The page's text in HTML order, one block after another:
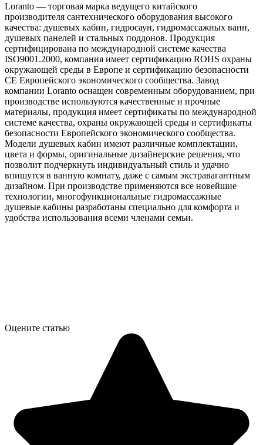
Loranto — торговая марка ведущего китайского
производителя сантехнического оборудования высокого
качества: душевых кабин, гидросаун, гидромассажных ванн,
душевых панелей и стальных поддонов. Продукция
сертифицирована по международной системе качества
ISO9001.2000, компания имеет сертификацию ROHS охраны
окружающей среды в Европе и сертификацию безопасности
CE Европейского экономического сообщества. Завод
компании Loranto оснащен современным оборудованием, при
производстве используются качественные и прочные
материалы, продукция имеет сертификаты по международной
системе качества, охраны окружающей среды и сертификаты
безопасности Европейского экономического сообщества.
Модели душевых кабин имеют различные комплектации,
цвета и формы, оригинальные дизайнерские решения, что
позволит подчеркнуть индивидуальный стиль и удачно
впишутся в ванную комнату, даже с самым экстравагантным
дизайном. При производстве применяются все новейшие
технологии, многофункциональные гидромассажные
душевые кабины разработаны специально для комфорта и
удобства использования всеми членами семьи.
Оцените статью